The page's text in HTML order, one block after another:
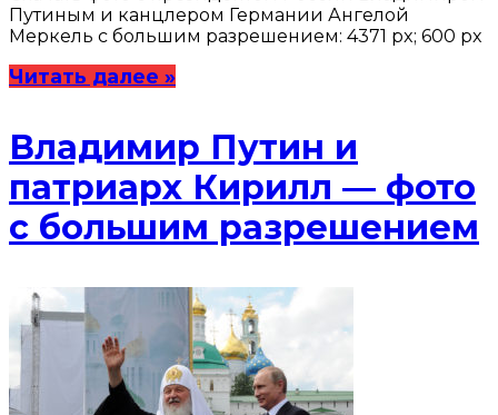
Путиным и канцлером Германии Ангелой
Меркель с большим разрешением: 4371 px; 600 px
Читать далее »
Владимир Путин и
патриарх Кирилл — фото
с большим разрешением